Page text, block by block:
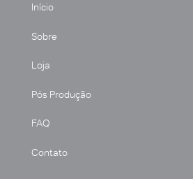
Início
Sobre
Loja
Pós Produção
FAQ
Contato